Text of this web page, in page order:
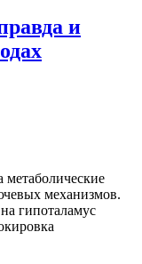
и
метаболические
механизмов.
гипоталамус